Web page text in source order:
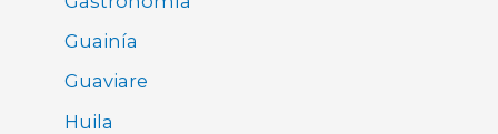
Guainía
Guaviare
Huila